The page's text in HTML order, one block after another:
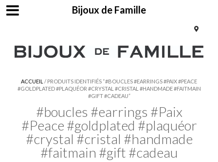
ACCUEIL / PRODUITS IDENTIFIÉS “#BOUCLES #EARRINGS #PAIX #PEACE
#GOLDPLATED #PLAQUÉOR #CRYSTAL #CRISTAL #HANDMADE #FAITMAIN
#GIFT #CADEAU”
#boucles #earrings #Paix
#Peace #goldplated #plaquéor
#crystal #cristal #handmade
#faitmain #gift #cadeau
Bijoux de Famille